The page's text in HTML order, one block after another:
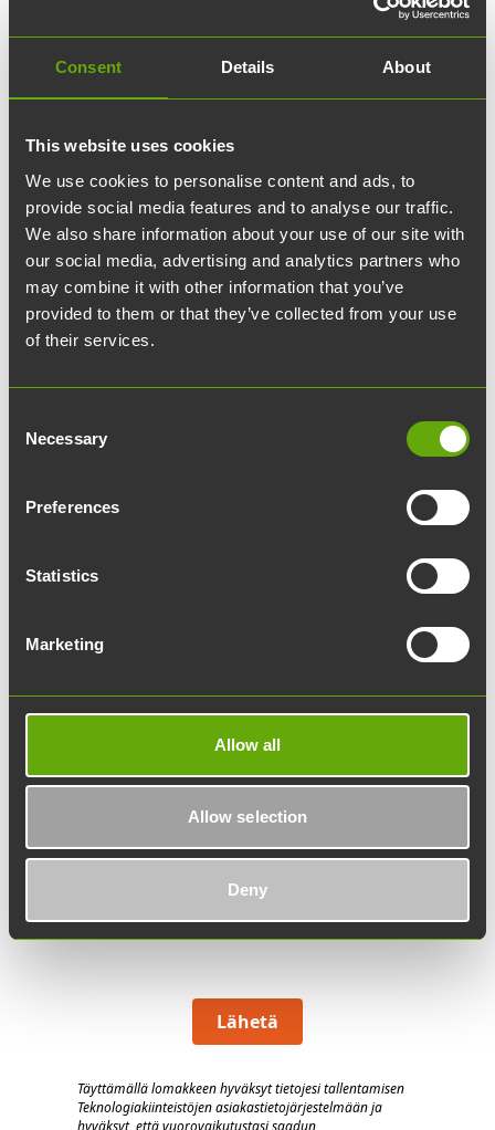
Consent Details About
This website uses cookies
We use cookies to personalise content and ads, to
provide social media features and to analyse our traffic.
We also share information about your use of our site with
our social media, advertising and analytics partners who
may combine it with other information that you’ve
provided to them or that they’ve collected from your use
of their services.
Selection
Necessary
Preferences
Statistics
Marketing
Allow all
Allow selection
Deny
✓ Kokoustarjoilut
Ota yhteyttä
Yhteystietosi:
Etunimi:
Sukunimi:
Haluatko pysyä ajan tasalla Werstaan
uutisista ja Turun Tiedepuiston
tapahtumista? Tilaa uutiskirjeemme.
Teknologiakiinteistöjen uutiskirje
Lähetä
Täyttämällä lomakkeen hyväksyt tietojesi tallentamisen
Teknologiakiinteistöjen asiakastietojärjestelmäänja